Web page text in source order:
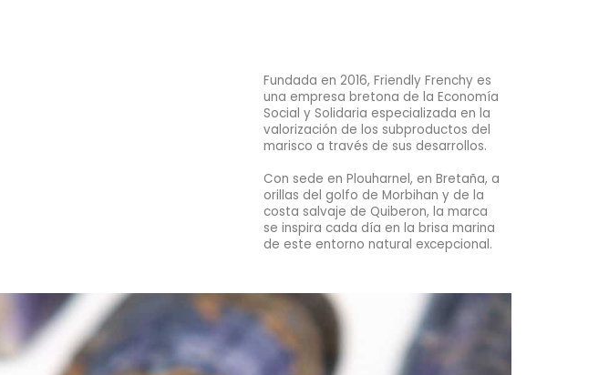
Fundada en 2016, Friendly Frenchy es
una empresa bretona de la Economía
Social y Solidaria especializada en la
valorización de los subproductos del
marisco a través de sus desarrollos.
Con sede en Plouharnel, en Bretaña, a
orillas del golfo de Morbihan y de la
costa salvaje de Quiberon, la marca
se inspira cada día en la brisa marina
de este entorno natural excepcional.